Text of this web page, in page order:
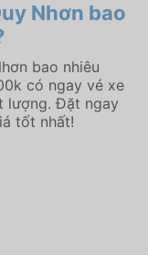
Nhơn bao
bao nhiêu
có ngay vé xe
lượng. Đặt ngay
tốt nhất!